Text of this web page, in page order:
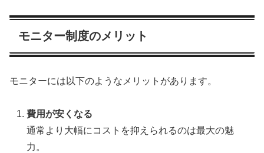
モニター制度のメリット
モニターには以下のようなメリットがあります。
費用が安くなる
通常より大幅にコストを抑えられるのは最大の魅
力。